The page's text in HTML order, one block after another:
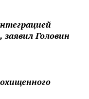
Головин